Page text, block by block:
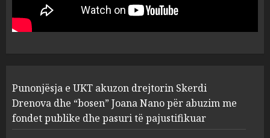
4
Mariela dhe Antonela
Berishën
MARCH 25, 2025
5
ngjau me Talo Çelën”,
dëshmia e Nuredin Dumanit
flet për PERSONAT që e
plagosën!
Punonjësja e UKT akuzon drejtorin Skerdi
Drenova dhe “bosen” Joana Nano për abuzim me
fondet publike dhe pasuri të pajustifikuar